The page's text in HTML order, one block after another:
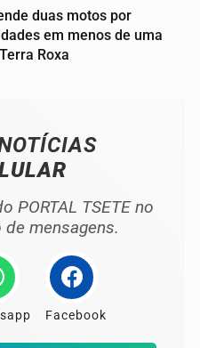
duas motos por
em menos de uma
Roxa
PORTAL TSETE no
mensagens.
Facebook